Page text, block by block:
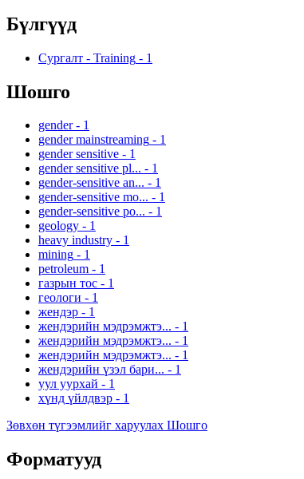
Бүлгүүд
Сургалт - Training - 1
Шошго
gender - 1
gender mainstreaming - 1
gender sensitive - 1
gender sensitive pl... - 1
gender-sensitive an... - 1
gender-sensitive mo... - 1
gender-sensitive po... - 1
geology - 1
heavy industry - 1
mining - 1
petroleum - 1
газрын тос - 1
геологи - 1
жендэр - 1
жендэрийн мэдрэмжтэ... - 1
жендэрийн мэдрэмжтэ... - 1
жендэрийн мэдрэмжтэ... - 1
жендэрийн үзэл бари... - 1
уул уурхай - 1
хүнд үйлдвэр - 1
Зөвхөн түгээмлийг харуулах Шошго
Форматууд